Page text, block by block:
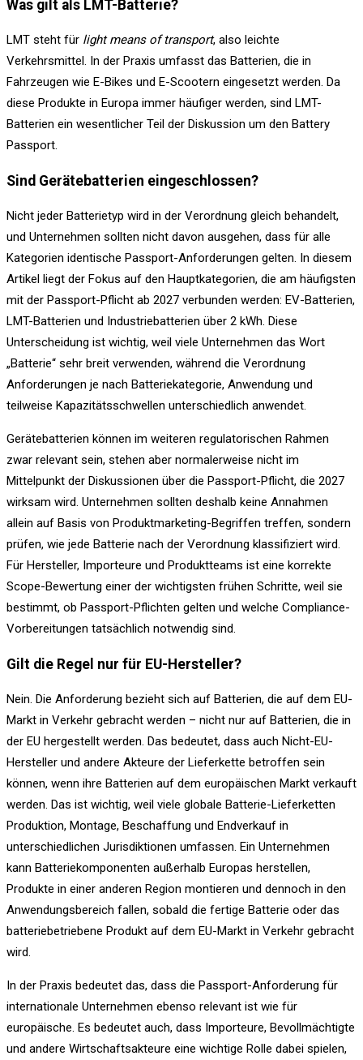
Was gilt als LMT-Batterie?
LMT steht für light means of transport, also leichte
Verkehrsmittel. In der Praxis umfasst das Batterien, die in
Fahrzeugen wie E-Bikes und E-Scootern eingesetzt werden. Da
diese Produkte in Europa immer häufiger werden, sind LMT-
Batterien ein wesentlicher Teil der Diskussion um den Battery
Passport.
Sind Gerätebatterien eingeschlossen?
Nicht jeder Batterietyp wird in der Verordnung gleich behandelt,
und Unternehmen sollten nicht davon ausgehen, dass für alle
Kategorien identische Passport-Anforderungen gelten. In diesem
Artikel liegt der Fokus auf den Hauptkategorien, die am häufigsten
mit der Passport-Pflicht ab 2027 verbunden werden: EV-Batterien,
LMT-Batterien und Industriebatterien über 2 kWh. Diese
Unterscheidung ist wichtig, weil viele Unternehmen das Wort
„Batterie“ sehr breit verwenden, während die Verordnung
Anforderungen je nach Batteriekategorie, Anwendung und
teilweise Kapazitätsschwellen unterschiedlich anwendet.
Gerätebatterien können im weiteren regulatorischen Rahmen
zwar relevant sein, stehen aber normalerweise nicht im
Mittelpunkt der Diskussionen über die Passport-Pflicht, die 2027
wirksam wird. Unternehmen sollten deshalb keine Annahmen
allein auf Basis von Produktmarketing-Begriffen treffen, sondern
prüfen, wie jede Batterie nach der Verordnung klassifiziert wird.
Für Hersteller, Importeure und Produktteams ist eine korrekte
Scope-Bewertung einer der wichtigsten frühen Schritte, weil sie
bestimmt, ob Passport-Pflichten gelten und welche Compliance-
Vorbereitungen tatsächlich notwendig sind.
Gilt die Regel nur für EU-Hersteller?
Nein. Die Anforderung bezieht sich auf Batterien, die auf dem EU-
Markt in Verkehr gebracht werden – nicht nur auf Batterien, die in
der EU hergestellt werden. Das bedeutet, dass auch Nicht-EU-
Hersteller und andere Akteure der Lieferkette betroffen sein
können, wenn ihre Batterien auf dem europäischen Markt verkauft
werden. Das ist wichtig, weil viele globale Batterie-Lieferketten
Produktion, Montage, Beschaffung und Endverkauf in
unterschiedlichen Jurisdiktionen umfassen. Ein Unternehmen
kann Batteriekomponenten außerhalb Europas herstellen,
Produkte in einer anderen Region montieren und dennoch in den
Anwendungsbereich fallen, sobald die fertige Batterie oder das
batteriebetriebene Produkt auf dem EU-Markt in Verkehr gebracht
wird.
In der Praxis bedeutet das, dass die Passport-Anforderung für
internationale Unternehmen ebenso relevant ist wie für
europäische. Es bedeutet auch, dass Importeure, Bevollmächtigte
und andere Wirtschaftsakteure eine wichtige Rolle dabei spielen,